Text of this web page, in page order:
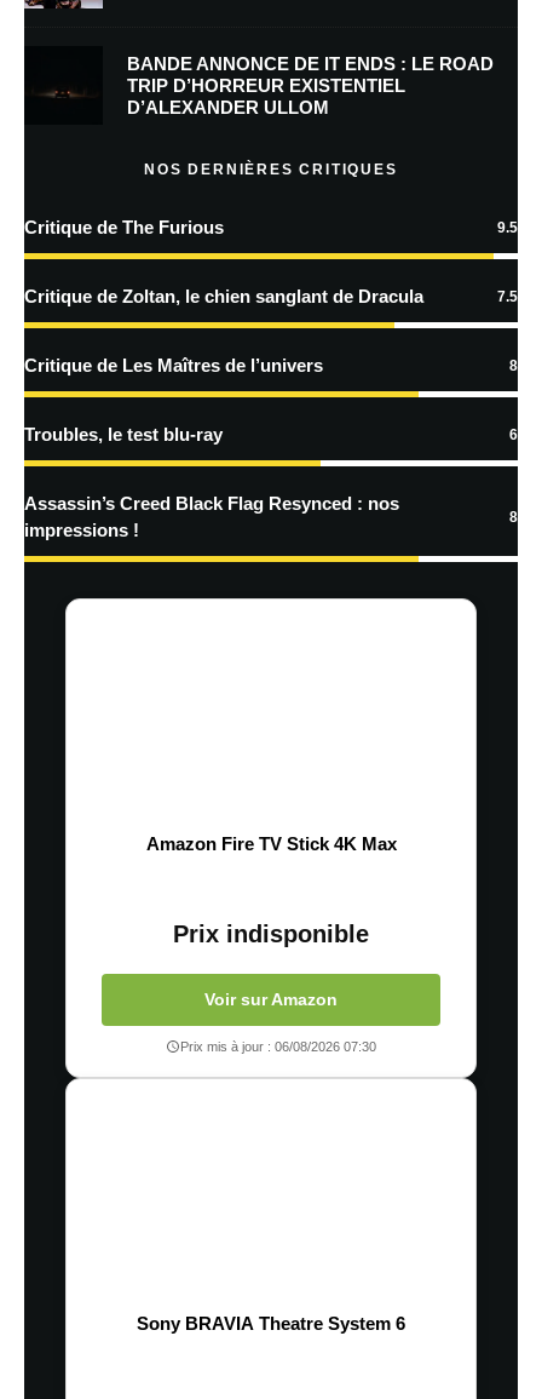
mon prochain commentaire.
Prévenez-moi de tous les nouveaux commentaires par e-mail.
En savoir
traitées
BANDE ANNONCE DE IT ENDS : LE ROAD
TRIP D’HORREUR EXISTENTIEL
D’ALEXANDER ULLOM
NOS DERNIÈRES CRITIQUES
Critique de The Furious 9.5
Critique de Zoltan, le chien sanglant de Dracula 7.5
Critique de Les Maîtres de l’univers 8
Troubles, le test blu-ray 6
Assassin’s Creed Black Flag Resynced : nos
impressions !
8
Amazon Fire TV Stick 4K Max
Prix indisponible
Voir sur Amazon
Prix mis à jour : 06/08/2026 07:30
Sony BRAVIA Theatre System 6